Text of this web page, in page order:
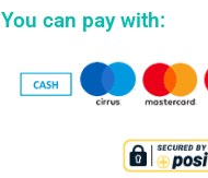
You can pay with: